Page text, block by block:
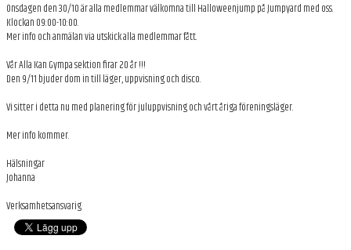
Onsdagen den 30/10 är alla medlemmar välkomna till Halloweenjump på Jumpyard med oss.
Klockan 09:00-10:00.
Mer info och anmälan via utskick alla medlemmar fått.
Vår Alla Kan Gympa sektion firar 20 år !!!
Den 9/11 bjuder dom in till läger, uppvisning och disco.
Vi sitter i detta nu med planering för juluppvisning och vårt åriga föreningsläger.
Mer info kommer.
Hälsningar
Johanna
Verksamhetsansvarig